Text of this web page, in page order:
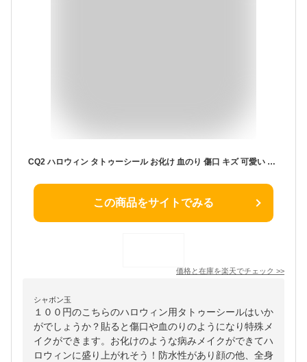
CQ2 ハロウィン タトゥーシール お化け 血のり 傷口 キズ 可愛い カボチャ 魔女 メイク コスプレ パーティー イベント キッズ仮装 コスプレ 怪我 特殊メイク
この商品をサイトでみる
価格と在庫を楽天でチェック >>
シャボン玉
１００円のこちらのハロウィン用タトゥーシールはいか
がでしょうか？貼ると傷口や血のりのようになり特殊メ
イクができます。お化けのような病みメイクができてハ
ロウィンに盛り上がれそう！防水性があり顔の他、全身